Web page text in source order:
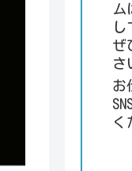
ム
し
ぜ
さ
お
く